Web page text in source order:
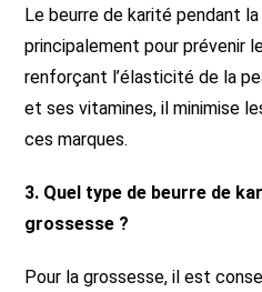
Le beurre de karité pendant
principalement pour prévenir
renforçant l’élasticité de la
et ses vitamines, il minimise
ces marques.
3. Quel type de beurre de
grossesse ?
Pour la grossesse, il est